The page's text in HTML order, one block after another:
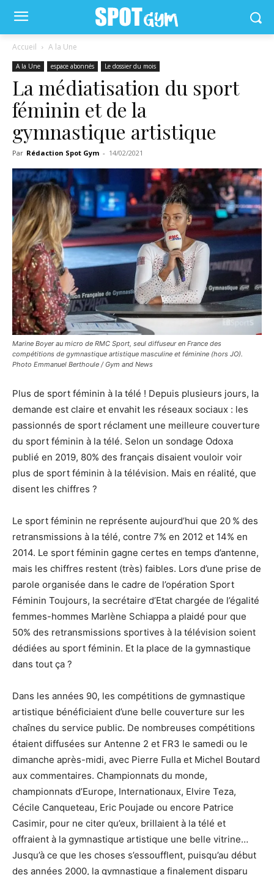
Accueil A la Une
A la Une espace abonnés Le dossier du mois
La médiatisation du sport
féminin et de la
gymnastique artistique
Par Rédaction Spot Gym - 14/02/2021
Marine Boyer au micro de RMC Sport, seul diffuseur en France des
compétitions de gymnastique artistique masculine et féminine (hors JO).
Photo Emmanuel Berthoule / Gym and News
Plus de sport féminin à la télé ! Depuis plusieurs jours, la
demande est claire et envahit les réseaux sociaux : les
passionnés de sport réclament une meilleure couverture
du sport féminin à la télé. Selon un sondage Odoxa
publié en 2019, 80% des français disaient vouloir voir
plus de sport féminin à la télévision. Mais en réalité, que
disent les chiffres ?
Le sport féminin ne représente aujourd’hui que 20 % des
retransmissions à la télé, contre 7% en 2012 et 14% en
2014. Le sport féminin gagne certes en temps d’antenne,
mais les chiffres restent (très) faibles. Lors d’une prise de
parole organisée dans le cadre de l’opération Sport
Féminin Toujours, la secrétaire d’Etat chargée de l’égalité
femmes-hommes Marlène Schiappa a plaidé pour que
50% des retransmissions sportives à la télévision soient
dédiées au sport féminin. Et la place de la gymnastique
dans tout ça ?
Dans les années 90, les compétitions de gymnastique
artistique bénéficiaient d’une belle couverture sur les
chaînes du service public. De nombreuses compétitions
étaient diffusées sur Antenne 2 et FR3 le samedi ou le
dimanche après-midi, avec Pierre Fulla et Michel Boutard
aux commentaires. Championnats du monde,
championnats d’Europe, Internationaux, Elvire Teza,
Cécile Canqueteau, Eric Poujade ou encore Patrice
Casimir, pour ne citer qu’eux, brillaient à la télé et
offraient à la gymnastique artistique une belle vitrine…
Jusqu’à ce que les choses s’essoufflent, puisqu’au début
des années 2000, la gymnastique a finalement disparu